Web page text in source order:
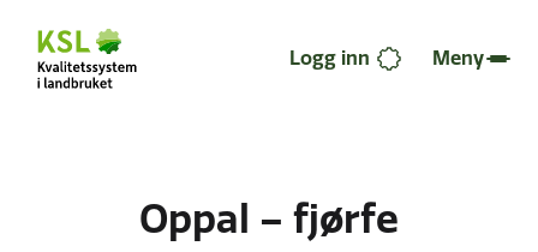
hovedinnhold
Logg inn Meny
Oppal – fjørfe